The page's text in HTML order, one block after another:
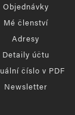
Objednávky
Mé členství
Adresy
Detaily účtu
číslo v PDF
Newsletter